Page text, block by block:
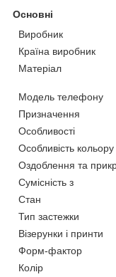
Основні
Виробник
Країна виробник
Матеріал
Модель телефону
Призначення
Особливості
Особливість кольору
Оздоблення та
Сумісність з
Стан
Тип застежки
Візерунки і принти
Форм-фактор
Колір